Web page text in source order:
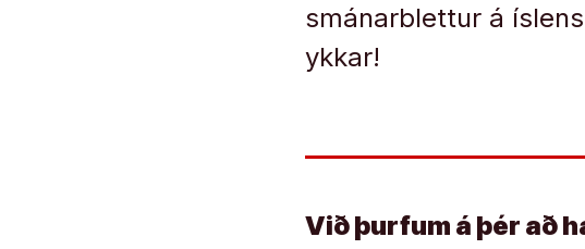
smánarblettur á
ykkar!
Við þurfum á þér að